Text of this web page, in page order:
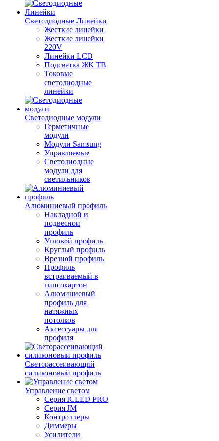
Светодиодные Линейки
Жесткие линейки
Жесткие линейки
220V
Линейки LCD
Подсветка ЖК ТВ
Токовые
светодиодные
линейки
Светодиодные модули
Герметичные
модули
Модули Samsung
Управляемые
Светодиодные
модули для
светильников
Алюминиевый профиль
Накладной и
подвесной
профиль
Угловой профиль
Круглый профиль
Врезной профиль
Профиль
встраиваемый в
гипсокартон
Алюминиевый
профиль для
натяжных
потолков
Аксессуары для
профиля
Светорассеивающий
силиконовый профиль
Управление светом
Серия ICLED PRO
Серия JM
Контроллеры
Диммеры
Усилители